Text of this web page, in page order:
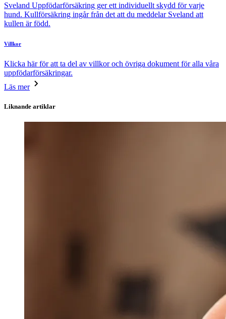
Sveland Uppfödarförsäkring ger ett individuellt skydd för varje
hund. Kullförsäkring ingår från det att du meddelar Sveland att
kullen är född.
Villkor
Klicka här för att ta del av villkor och övriga dokument för alla våra
uppfödarförsäkringar.
Läs mer
Liknande artiklar